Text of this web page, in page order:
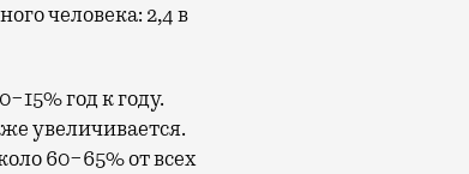
человека: 2,4 в
год к году.
увеличивается.
60−65% от всех